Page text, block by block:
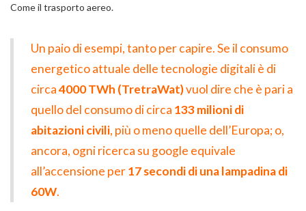
Come il trasporto aereo.
Un paio di esempi, tanto per capire. Se il consumo
energetico attuale delle tecnologie digitali è di
circa4000 TWh (TretraWat)vuol dire che è pari a
quello del consumo di circa 133 milioni di
abitazioni civili, più o meno quelle dell’Europa; o,
ancora, ogni ricerca su google equivale
all’accensione per17 secondi di una lampadina di
60W.